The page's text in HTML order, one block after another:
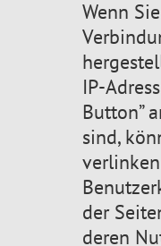
Wenn
IP-
Button”
sind,
der
deren